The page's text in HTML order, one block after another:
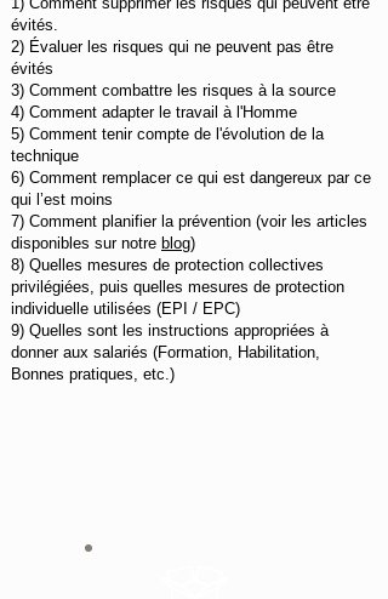
évités.
2) Évaluer les risques qui ne peuvent pas être
évités
3) Comment combattre les risques à la source
4) Comment adapter le travail à l'Homme
5) Comment tenir compte de l'évolution de la
technique
6) Comment remplacer ce qui est dangereux par ce
qui l’est moins
7) Comment planifier la prévention (voir les articles
disponibles sur notre blog)
8) Quelles mesures de protection collectives
privilégiées, puis quelles mesures de protection
individuelle utilisées (EPI / EPC)
9) Quelles sont les instructions appropriées à
donner aux salariés (Formation, Habilitation,
Bonnes pratiques, etc.)